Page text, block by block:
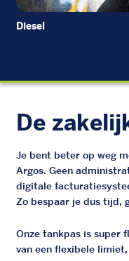
Diesel
De
Je bent beter op weg
Argos. Geen
digitale
Zo bespaar je dus tijd,
Onze tankpas is super
van een flexibele